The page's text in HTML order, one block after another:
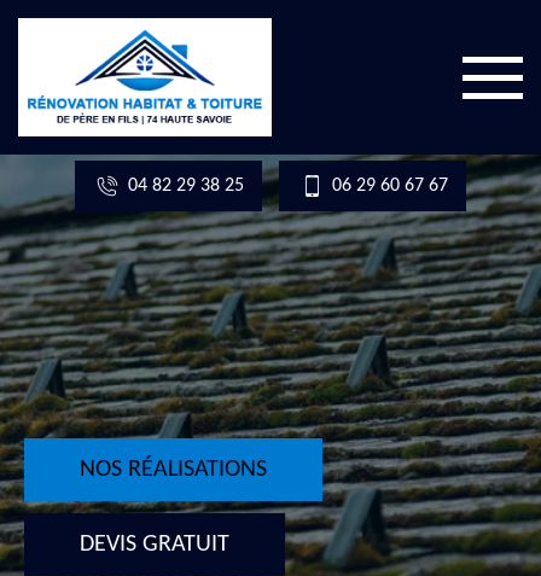
04 82 29 38 25 06 29 60 67 67
NOS RÉALISATIONS
DEVIS GRATUIT